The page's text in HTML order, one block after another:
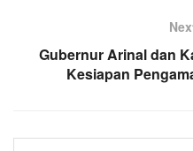
Gubernur Arinal dan
Kesiapan